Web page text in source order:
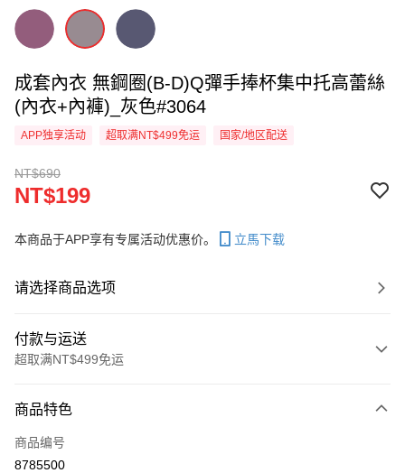
成套內衣 無鋼圈(B-D)Q彈手捧杯集中托高蕾絲
(內衣+內褲)_灰色#3064
APP独享活动 超取满NT$499免运 国家/地区配送
NT$690
NT$199
本商品于APP享有专属活动优惠价。 立馬下载
请选择商品选项
付款与运送
超取满NT$499免运
信用卡一次付款
超商取货付款
商品特色
商品编号
8785500